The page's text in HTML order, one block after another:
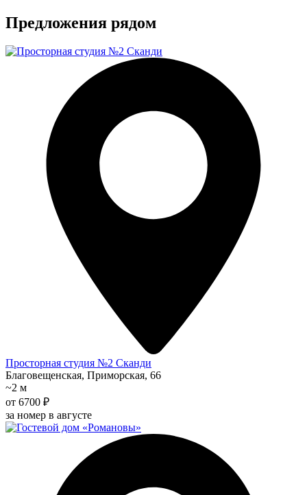
Предложения рядом
Просторная студия №2 Сканди
Благовещенская, Приморская, 66
~2 м
от 6700 ₽
за номер в августе